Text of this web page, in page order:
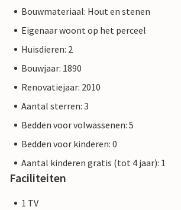
Bouwmateriaal: Hout en stenen
Eigenaar woont op het perceel
Huisdieren: 2
Bouwjaar: 1890
Renovatiejaar: 2010
Aantal sterren: 3
Bedden voor volwassenen: 5
Bedden voor kinderen: 0
Aantal kinderen gratis (tot 4 jaar): 1
Faciliteiten
1 TV